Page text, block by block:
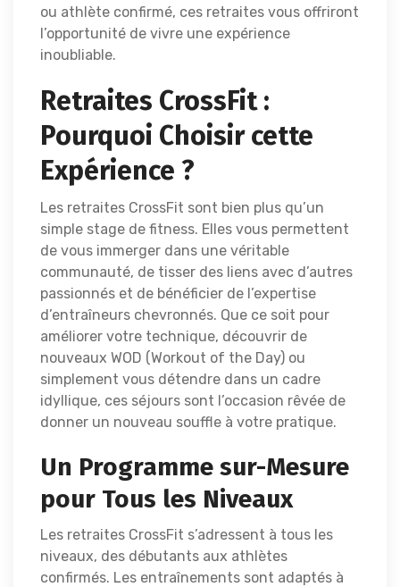
ou athlète confirmé, ces retraites vous offriront
l’opportunité de vivre une expérience
inoubliable.
Retraites CrossFit :
Pourquoi Choisir cette
Expérience ?
Les retraites CrossFit sont bien plus qu’un
simple stage de fitness. Elles vous permettent
de vous immerger dans une véritable
communauté, de tisser des liens avec d’autres
passionnés et de bénéficier de l’expertise
d’entraîneurs chevronnés. Que ce soit pour
améliorer votre technique, découvrir de
nouveaux WOD (Workout of the Day) ou
simplement vous détendre dans un cadre
idyllique, ces séjours sont l’occasion rêvée de
donner un nouveau souffle à votre pratique.
Un Programme sur-Mesure
pour Tous les Niveaux
Les retraites CrossFit s’adressent à tous les
niveaux, des débutants aux athlètes
confirmés. Les entraînements sont adaptés à